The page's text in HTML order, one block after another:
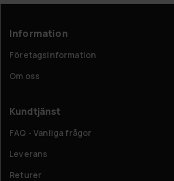
Information
Företagsinformation
Om oss
Kundtjänst
FAQ - Vanliga frågor
Leverans
Returer